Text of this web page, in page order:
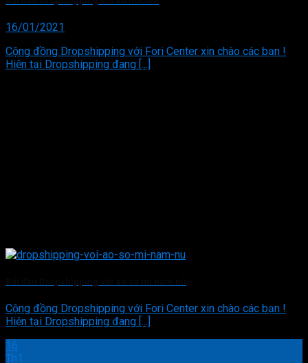
16/01/2021
Cộng đồng Dropshipping với Fori Center xin chào các bạn !
Hiện tại Dropshipping đang [...]
Cộng đồng Dropshipping với Fori Center xin chào các bạn !
Hiện tại Dropshipping đang [...]
16
Th1